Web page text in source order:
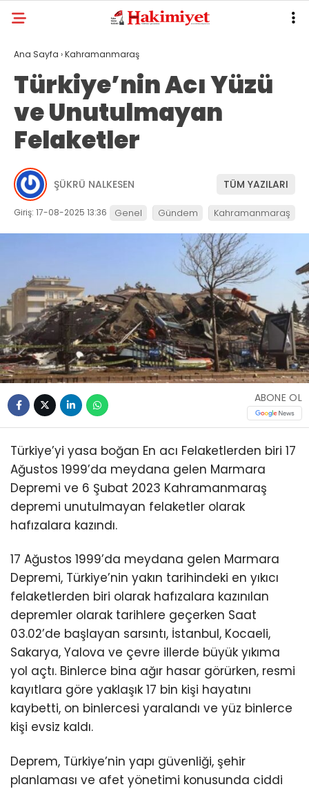
Ana Sayfa ›Kahramanmaraş
Türkiye’nin Acı Yüzü
ve Unutulmayan
Felaketler
ŞÜKRÜ NALKESEN TÜM YAZILARI
Giriş: 17-08-2025 13:36 Genel Gündem Kahramanmaraş
ABONE OL
Türkiye’yi yasa boğan En acı Felaketlerden biri 17
Ağustos 1999’da meydana gelen Marmara
Depremi ve 6 Şubat 2023 Kahramanmaraş
depremi unutulmayan felaketler olarak
hafızalara kazındı.
17 Ağustos 1999’da meydana gelen Marmara
Depremi, Türkiye’nin yakın tarihindeki en yıkıcı
felaketlerden biri olarak hafızalara kazınılan
depremler olarak tarihlere geçerken Saat
03.02’de başlayan sarsıntı, İstanbul, Kocaeli,
Sakarya, Yalova ve çevre illerde büyük yıkıma
yol açtı. Binlerce bina ağır hasar görürken, resmi
kayıtlara göre yaklaşık 17 bin kişi hayatını
kaybetti, on binlercesi yaralandı ve yüz binlerce
kişi evsiz kaldı.
Deprem, Türkiye’nin yapı güvenliği, şehir
planlaması ve afet yönetimi konusunda ciddi